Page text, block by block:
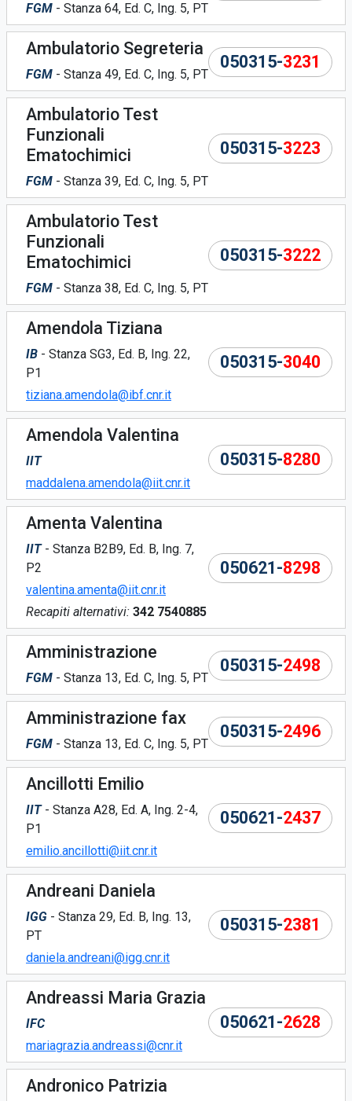
FGM - Stanza 64, Ed. C, Ing. 5, PT
Ambulatorio Segreteria
FGM - Stanza 49, Ed. C, Ing. 5, PT
050315-3231
Ambulatorio Test
Funzionali
Ematochimici
FGM - Stanza 39, Ed. C, Ing. 5, PT
050315-3223
Ambulatorio Test
Funzionali
Ematochimici
FGM - Stanza 38, Ed. C, Ing. 5, PT
050315-3222
Amendola Tiziana
IB - Stanza SG3, Ed. B, Ing. 22,
P1
tiziana.amendola@ibf.cnr.it
050315-3040
Amendola Valentina
IIT
maddalena.amendola@iit.cnr.it
050315-8280
Amenta Valentina
IIT- Stanza B2B9, Ed. B, Ing. 7,
P2
valentina.amenta@iit.cnr.it
Recapiti alternativi: 342 7540885
050621-8298
Amministrazione
FGM - Stanza 13, Ed. C, Ing. 5, PT
050315-2498
Amministrazione fax
FGM - Stanza 13, Ed. C, Ing. 5, PT
050315-2496
Ancillotti Emilio
IIT- Stanza A28, Ed. A, Ing. 2-4,
P1
emilio.ancillotti@iit.cnr.it
050621-2437
Andreani Daniela
IGG - Stanza 29, Ed. B, Ing. 13,
PT
daniela.andreani@igg.cnr.it
050315-2381
Andreassi Maria Grazia
IFC
mariagrazia.andreassi@cnr.it
050621-2628
Andronico Patrizia